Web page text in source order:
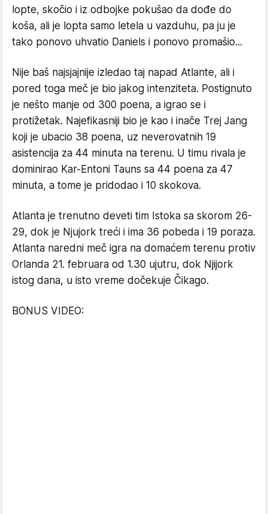
lopte, skočio i iz odbojke pokušao da dođe do
koša, ali je lopta samo letela u vazduhu, pa ju je
tako ponovo uhvatio Daniels i ponovo promašio...
Nije baš najsjajnije izledao taj napad Atlante, ali i
pored toga meč je bio jakog intenziteta. Postignuto
je nešto manje od 300 poena, a igrao se i
protižetak. Najefikasniji bio je kao i inače Trej Jang
koji je ubacio 38 poena, uz neverovatnih 19
asistencija za 44 minuta na terenu. U timu rivala je
dominirao Kar-Entoni Tauns sa 44 poena za 47
minuta, a tome je pridodao i 10 skokova.
Atlanta je trenutno deveti tim Istoka sa skorom 26-
29, dok je Njujork treći i ima 36 pobeda i 19 poraza.
Atlanta naredni meč igra na domaćem terenu protiv
Orlanda 21. februara od 1.30 ujutru, dok Njijork
istog dana, u isto vreme dočekuje Čikago.
BONUS VIDEO: